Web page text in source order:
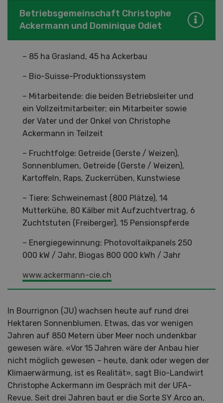
Betriebsgemeinschaft Christophe
Ackermann und Dominique Odiet
– 85 ha Grasland, 45 ha Ackerbau
– Bio-Suisse-Produktionssystem
– Mitarbeitende: die beiden Betriebsleiter und
ein Vollzeitmitarbeiter; ein Mitarbeiter sowie
der Vater und der Onkel von Christophe
Ackermann in Teilzeit
– Fruchtfolge: Getreide (Gerste / Weizen),
Sonnenblumen, Getreide (Gerste / Weizen),
Kartoffeln, Raps, Zuckerrüben, Kunstwiese
– Tiere: Schweinemast (800 Plätze), 14
Mutterkühe, 80 Kälber mit Aufzuchtvertrag, 6
Zuchtstuten (Freiberger), 15 Pensionspferde
– Energiegewinnung: Photovoltaikpanels 250
000 kW / Jahr, Biogas 800 000 kWh / Jahr
www.ackermann-cie.ch
In Bourrignon (JU) wachsen heute auf rund drei
Hektaren Sonnenblumen. Etwas, das vor wenigen
Jahren auf 850 Metern über Meer noch undenkbar
gewesen wäre. «Vor 15 Jahren wäre der Anbau hier
nicht möglich gewesen – heute, dank oder wegen der
Klimaerwärmung, ist es Realität», sagt Bio-Landwirt
Christophe Ackermann im Gespräch mit der UFA-
Revue. Seit drei Jahren baut er die Sorte SY Arco an,